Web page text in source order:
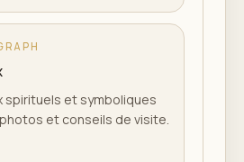
spirituels et symboliques
et conseils de visite.